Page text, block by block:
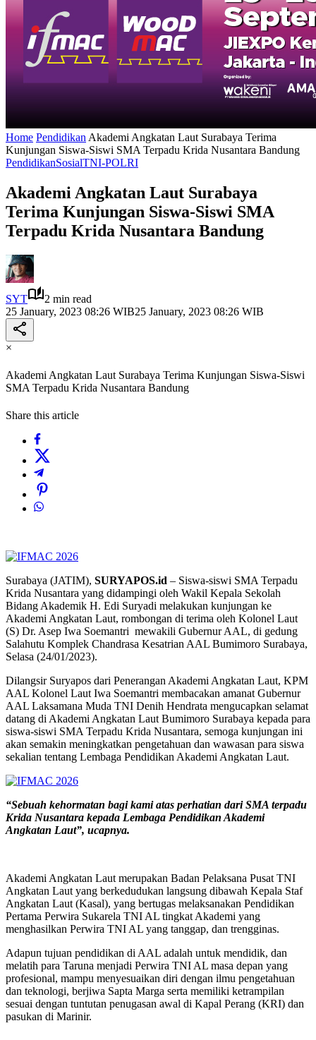
Home Pendidikan Akademi Angkatan Laut Surabaya Terima
Kunjungan Siswa-Siswi SMA Terpadu Krida Nusantara Bandung
PendidikanSosialTNI-POLRI
Akademi Angkatan Laut Surabaya
Terima Kunjungan Siswa-Siswi SMA
Terpadu Krida Nusantara Bandung
SYT
2 min read
25 January, 2023 08:26 WIB25 January, 2023 08:26 WIB
×
Akademi Angkatan Laut Surabaya Terima Kunjungan Siswa-Siswi
SMA Terpadu Krida Nusantara Bandung
Share this article
Surabaya (JATIM), SURYAPOS.id – Siswa-siswi SMA Terpadu
Krida Nusantara yang didampingi oleh Wakil Kepala Sekolah
Bidang Akademik H. Edi Suryadi melakukan kunjungan ke
Akademi Angkatan Laut, rombongan di terima oleh Kolonel Laut
(S) Dr. Asep Iwa Soemantri mewakili Gubernur AAL, di gedung
Salahutu Komplek Chandrasa Kesatrian AAL Bumimoro Surabaya,
Selasa (24/01/2023).
Dilangsir Suryapos dari Penerangan Akademi Angkatan Laut, KPM
AAL Kolonel Laut Iwa Soemantri membacakan amanat Gubernur
AAL Laksamana Muda TNI Denih Hendrata mengucapkan selamat
datang di Akademi Angkatan Laut Bumimoro Surabaya kepada para
siswa-siswi SMA Terpadu Krida Nusantara, semoga kunjungan ini
akan semakin meningkatkan pengetahuan dan wawasan para siswa
sekalian tentang Lembaga Pendidikan Akademi Angkatan Laut.
“Sebuah kehormatan bagi kami atas perhatian dari SMA terpadu
Krida Nusantara kepada Lembaga Pendidikan Akademi
Angkatan Laut”, ucapnya.
Akademi Angkatan Laut merupakan Badan Pelaksana Pusat TNI
Angkatan Laut yang berkedudukan langsung dibawah Kepala Staf
Angkatan Laut (Kasal), yang bertugas melaksanakan Pendidikan
Pertama Perwira Sukarela TNI AL tingkat Akademi yang
menghasilkan Perwira TNI AL yang tanggap, dan trengginas.
Adapun tujuan pendidikan di AAL adalah untuk mendidik, dan
melatih para Taruna menjadi Perwira TNI AL masa depan yang
profesional, mampu menyesuaikan diri dengan ilmu pengetahuan
dan teknologi, berjiwa Sapta Marga serta memiliki ketrampilan
sesuai dengan tuntutan penugasan awal di Kapal Perang (KRI) dan
pasukan di Marinir.